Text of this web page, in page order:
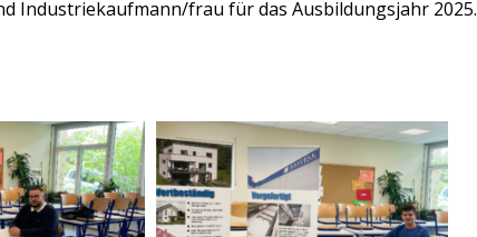
Industriekaufmann/frau für das Ausbildungsjahr 2025.